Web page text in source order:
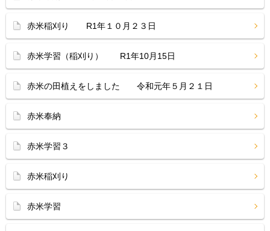
赤米稲刈り R1年１０月２３日
赤米学習（稲刈り） R1年10月15日
赤米の田植えをしました 令和元年５月２１日
赤米奉納
赤米学習３
赤米稲刈り
赤米学習